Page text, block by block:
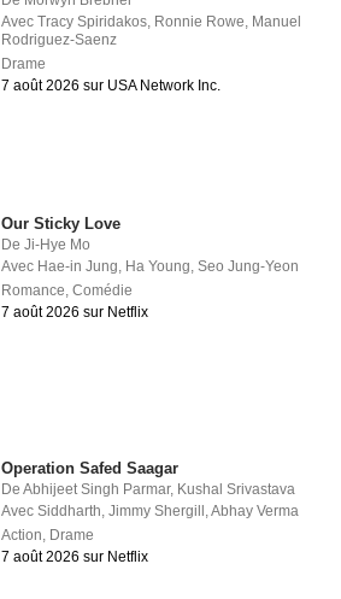
AvecTracy Spiridakos, Ronnie Rowe, Manuel
Rodriguez-Saenz
Drame
7 août 2026 sur USA Network Inc.
Our Sticky Love
DeJi-Hye Mo
Avec Hae-in Jung, Ha Young,Seo Jung-Yeon
Romance,Comédie
7 août 2026 sur Netflix
Operation Safed Saagar
DeAbhijeet Singh Parmar, Kushal Srivastava
AvecSiddharth,Jimmy Shergill ,Abhay Verma
Action, Drame
7 août 2026 sur Netflix